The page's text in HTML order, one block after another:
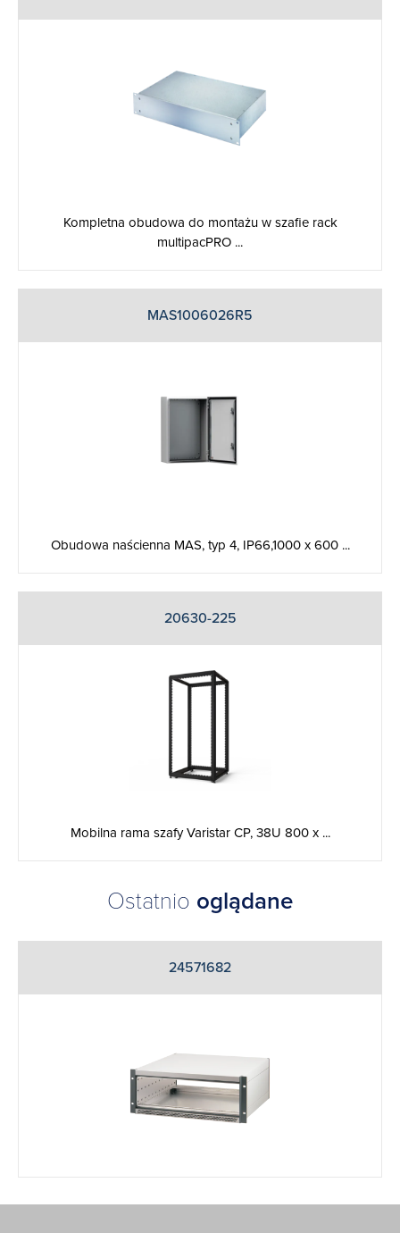
Kompletna obudowa do montażu w szafie rack
multipacPRO ...
MAS1006026R5
Obudowa naścienna MAS, typ 4, IP66,1000 x 600 ...
20630-225
Mobilna rama szafy Varistar CP, 38U 800 x ...
Ostatnio oglądane
24571682